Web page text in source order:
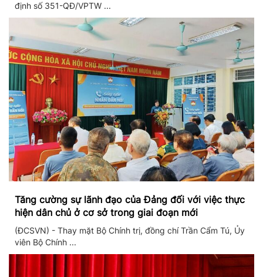
định số 351-QĐ/VPTW ...
Tăng cường sự lãnh đạo của Đảng đối với việc thực
hiện dân chủ ở cơ sở trong giai đoạn mới
(ĐCSVN) - Thay mặt Bộ Chính trị, đồng chí Trần Cẩm Tú, Ủy
viên Bộ Chính ...